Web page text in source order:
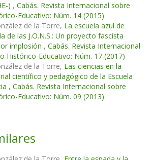
) , Cabás. Revista Internacional sobre
Educativo: Núm. 14 (2015)
de la Torre, La escuela azul de
de las J.O.N.S.: Un proyecto fascista
implosión , Cabás. Revista Internacional
Histórico-Educativo: Núm. 17 (2017)
de la Torre, Las ciencias en la
científico y pedagógico de la Escuela
, Cabás. Revista Internacional sobre
Educativo: Núm. 09 (2013)